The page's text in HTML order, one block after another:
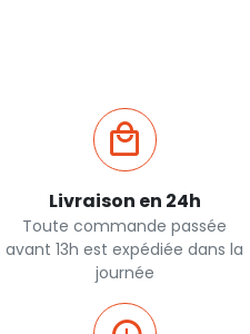
Livraison en 24h
Toute commande passée
avant 13h est expédiée dans la
journée